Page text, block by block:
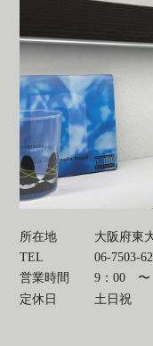
所在地
大阪府東
TEL
06-7503-
営業時間
9：00
定休日
土日祝